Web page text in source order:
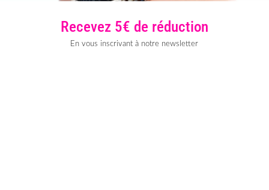
Recevez 5€ de réduction
En vous inscrivant à notre newsletter